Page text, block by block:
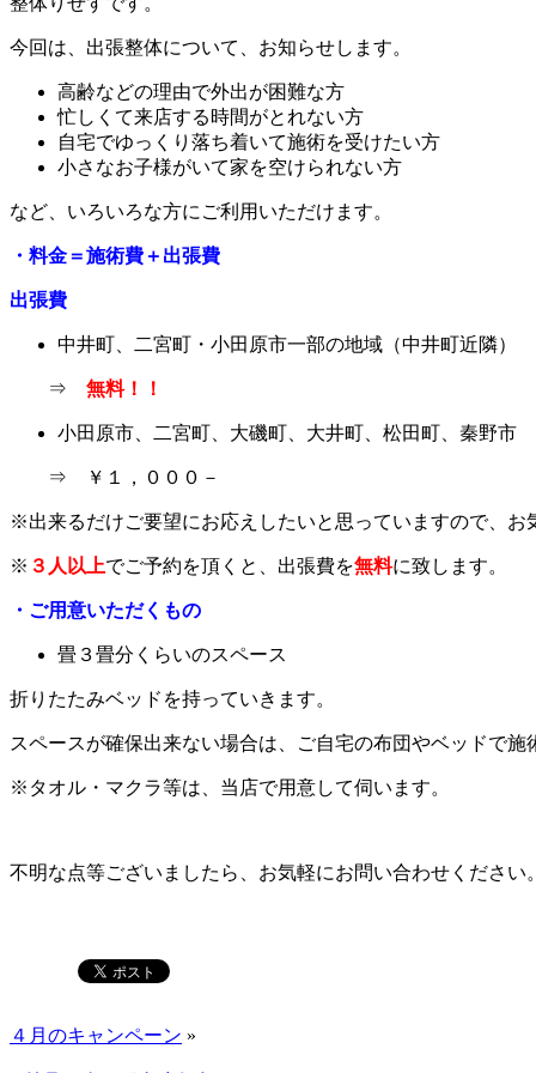
今回は、出張整体について、お知らせします。
高齢などの理由で外出が困難な方
忙しくて来店する時間がとれない方
自宅でゆっくり落ち着いて施術を受けたい方
小さなお子様がいて家を空けられない方
など、いろいろな方にご利用いただけます。
・料金＝施術費＋出張費
出張費
中井町、二宮町・小田原市一部の地域（中井町近隣）
⇒ 無料！！
小田原市、二宮町、大磯町、大井町、松田町、秦野市
⇒ ￥１，０００－
※出来るだけご要望にお応えしたいと思っていますので、お
※ ３人以上でご予約を頂くと、出張費を無料に致します。
・ご用意いただくもの
畳３畳分くらいのスペース
折りたたみベッドを持っていきます。
スペースが確保出来ない場合は、ご自宅の布団やベッドで施
※タオル・マクラ等は、当店で用意して伺います。
不明な点等ございましたら、お気軽にお問い合わせください。
４月のキャンペーン »